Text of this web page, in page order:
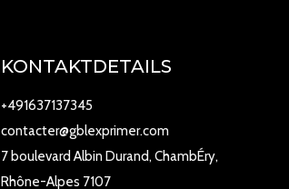
KONTAKTDETAILS
+491637137345
contacter@gblexprimer.com
7 boulevard Albin Durand, ChambÉry,
Rhône-Alpes 7107